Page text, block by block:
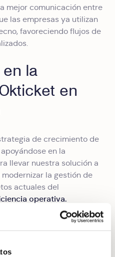
mejor comunicación entre
las empresas ya utilizan
favoreciendo flujos de
la
en
de crecimiento de
en la
llevar nuestra solución a
la gestión de
actuales del
operativa.
nuestro alcance
refuerza nuestra
reales de las